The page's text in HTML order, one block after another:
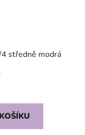
středně modrá